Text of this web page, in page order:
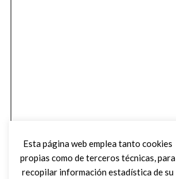
Esta página web emplea tanto cookies
propias como de terceros técnicas, para
recopilar información estadística de su